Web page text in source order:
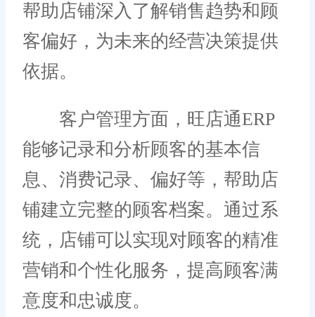
帮助店铺深入了解销售趋势和顾
客偏好，为未来的经营决策提供
依据。
客户管理方面，旺店通ERP
能够记录和分析顾客的基本信
息、消费记录、偏好等，帮助店
铺建立完整的顾客档案。通过系
统，店铺可以实现对顾客的精准
营销和个性化服务，提高顾客满
意度和忠诚度。